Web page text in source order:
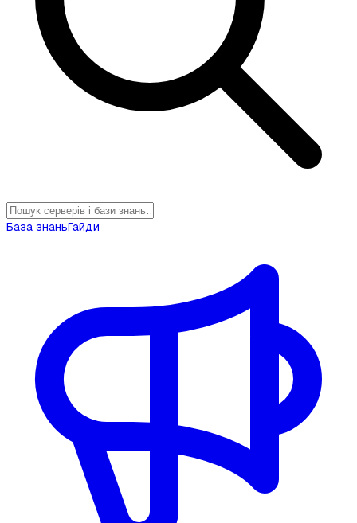
База знаньГайди